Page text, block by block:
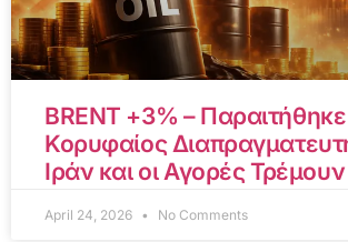
BRENT +3% –
Κορυφαίος
Ιράν και οι Αγορές Τρέμουν
April 24, 2026 No Comments